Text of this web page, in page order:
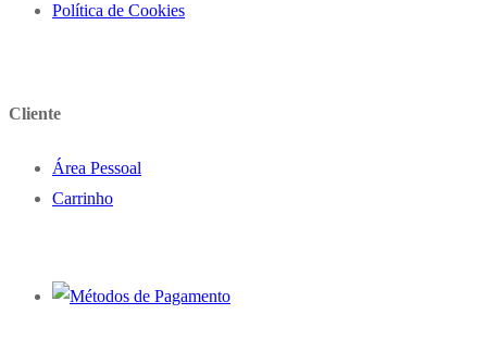
Política de Cookies
Cliente
Área Pessoal
Carrinho